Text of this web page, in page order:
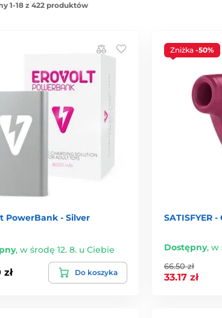
1-18 z 422 produktów
PowerBank - Silver
, w środę 12. 8. u Ciebie
zł Do koszyka
Zniżka -50%
SATISFYER -
Dostępny, w
66.50 zł
33.17 zł